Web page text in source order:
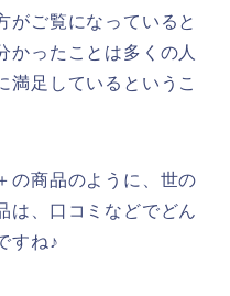
がご覧になっていると
かったことは多くの人
満足しているというこ
の商品のように、世の
は、口コミなどでどん
すね♪